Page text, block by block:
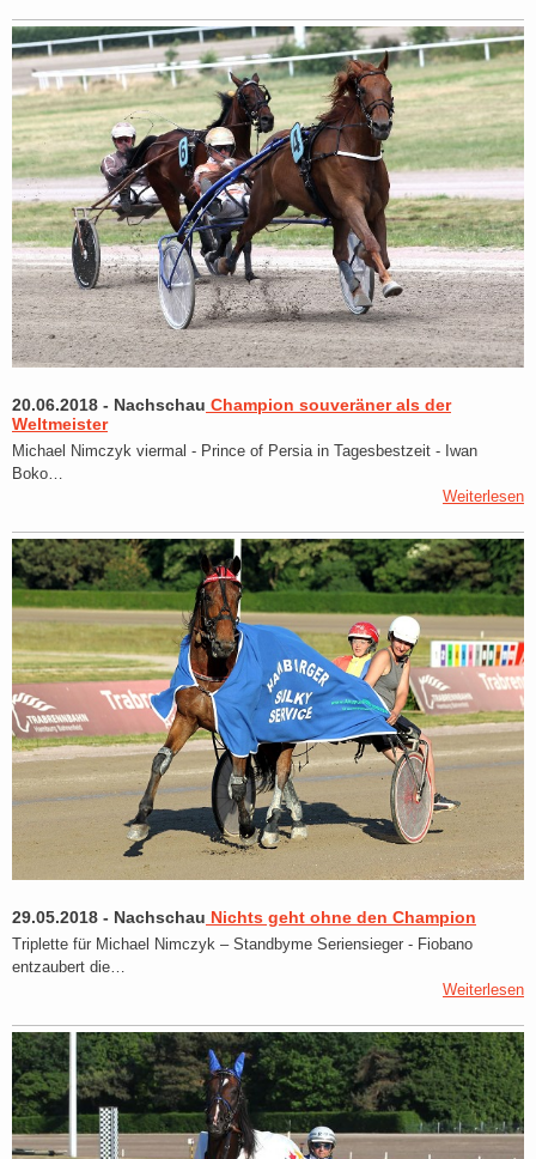
20.06.2018 - Nachschau Champion souveräner als der
Weltmeister
Michael Nimczyk viermal - Prince of Persia in Tagesbestzeit - Iwan
Boko…
Weiterlesen
29.05.2018 - Nachschau Nichts geht ohne den Champion
Triplette für Michael Nimczyk – Standbyme Seriensieger - Fiobano
entzaubert die…
Weiterlesen